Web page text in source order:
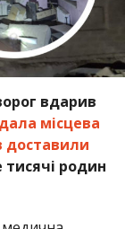
вдарив
місцева
доставили
тисячі родин